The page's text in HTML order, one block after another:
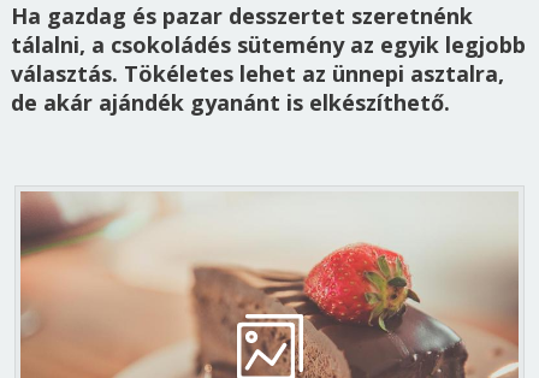
Ha gazdag és pazar desszertet szeretnénk
tálalni, a csokoládés sütemény az egyik legjobb
választás. Tökéletes lehet az ünnepi asztalra,
de akár ajándék gyanánt is elkészíthető.